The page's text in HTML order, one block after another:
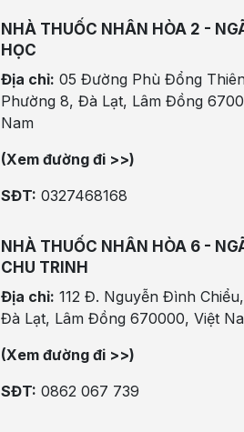
NHÀ THUỐC NHÂN HÒA 2 -
HỌC
Địa chỉ: 05 Đường Phù Đổng
Phường 8, Đà Lạt, Lâm Đồng
Nam
(Xem đường đi >>)
SĐT: 0327468168
NHÀ THUỐC NHÂN HÒA 6 -
CHU TRINH
Địa chỉ: 112 Đ. Nguyễn Đình
Đà Lạt, Lâm Đồng 670000, Việt
(Xem đường đi >>)
SĐT: 0862 067 739